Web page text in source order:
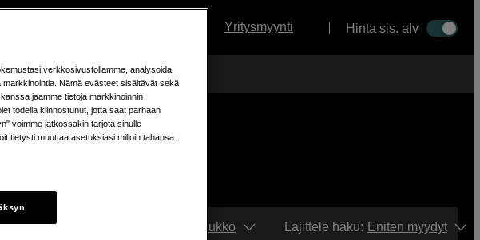
Yritysmyynti Hinta sis. alv
Ruudukko Lajittele haku: Eniten myydyt
osta omasi jo tänään!
verkkosivustollamme, analysoida
Nämä evästeet sisältävät sekä
jaamme tietoja markkinoinnin
todella kiinnostunut, jotta saat parhaan
voimme jatkossakin tarjota sinulle
tietysti muuttaa asetuksiasi milloin tahansa.